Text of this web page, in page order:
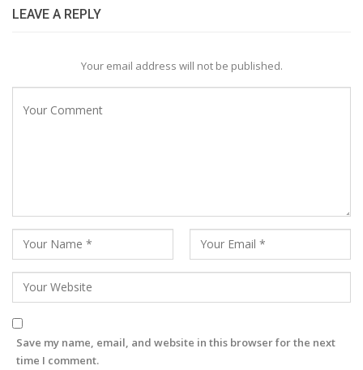
LEAVE A REPLY
Your email address will not be published.
Save my name, email, and website in this browser for the next
time I comment.